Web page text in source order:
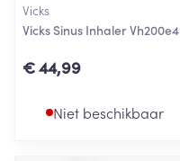
Vicks
Vicks Sinus Inhaler Vh200e4
€ 44,99
Niet beschikbaar